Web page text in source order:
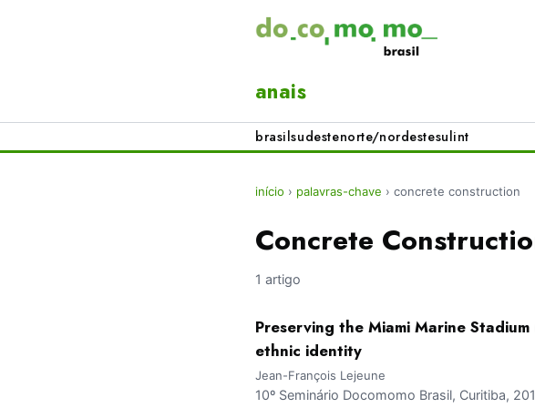
anais
brasilsudestenorte/nordestesulint
início › palavras-chave › concrete construction
Concrete
1 artigo
Preserving the Miami Marine
ethnic identity
Jean-François Lejeune
10º Seminário Docomomo Brasil, Curitiba,